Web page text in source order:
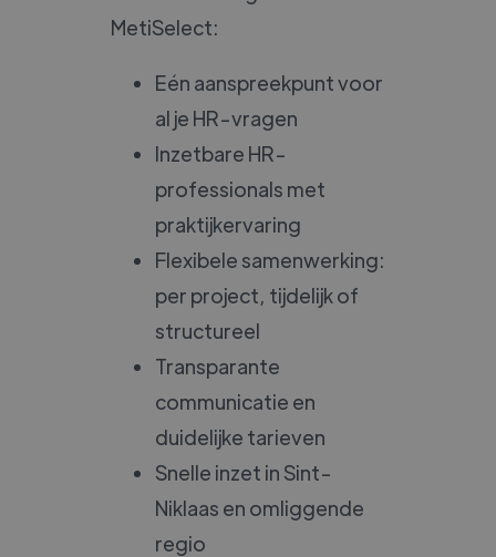
MetiSelect:
Eén aanspreekpunt voor
al je HR-vragen
Inzetbare HR-
professionals met
praktijkervaring
Flexibele samenwerking:
per project, tijdelijk of
structureel
Transparante
communicatie en
duidelijke tarieven
Snelle inzet in Sint-
Niklaas en omliggende
regio